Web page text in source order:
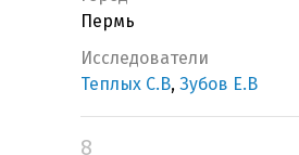
Пермь
Исследователи
Теплых С.В, Зубов Е.В
8